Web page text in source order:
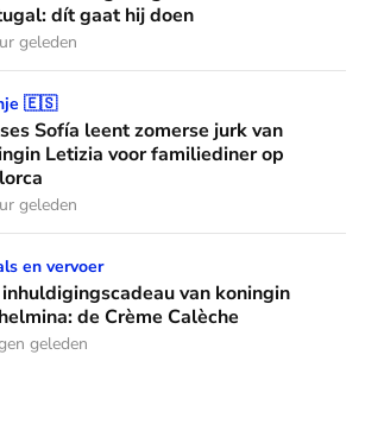
dít gaat hij doen
geleden
zomerse jurk van koningin Letizia voor
🇪🇸
Sofía leent zomerse jurk van
Letizia voor familiediner op
geleden
van koningin Wilhelmina: de
en vervoer
van koningin
de Crème Calèche
geleden